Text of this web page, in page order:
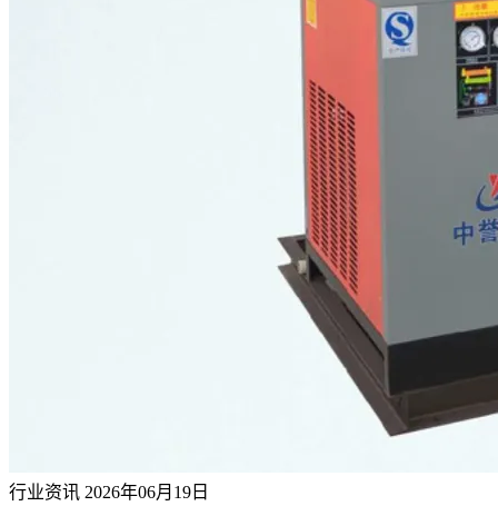
行业资讯 2026年06月19日